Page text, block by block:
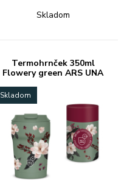
Skladom
Termohrnček 350ml
Flowery green ARS UNA
Skladom